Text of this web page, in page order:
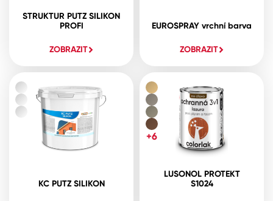
STRUKTUR PUTZ SILIKON
PROFI
ZOBRAZIT
EUROSPRAY vrchní barva
ZOBRAZIT
KC PUTZ SILIKON
LUSONOL PROTEKT
S1024
+6